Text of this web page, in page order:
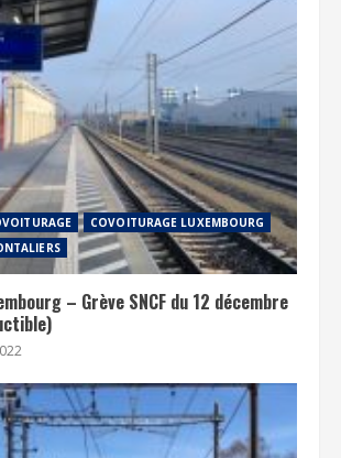
COVOITURAGE LUXEMBOURG
– Grève SNCF du 12 décembre